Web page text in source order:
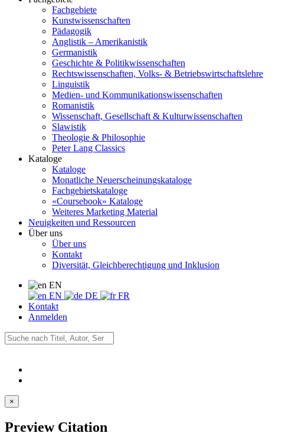
Fachgebiete
Kunstwissenschaften
Pädagogik
Anglistik – Amerikanistik
Germanistik
Geschichte & Politikwissenschaften
Rechtswissenschaften, Volks- & Betriebswirtschaftslehre
Linguistik
Medien- und Kommunikationswissenschaften
Romanistik
Wissenschaft, Gesellschaft & Kulturwissenschaften
Slawistik
Theologie & Philosophie
Peter Lang Classics
Kataloge
Kataloge
Monatliche Neuerscheinungskataloge
Fachgebietskataloge
«Coursebook» Kataloge
Weiteres Marketing Material
Neuigkeiten und Ressourcen
Über uns
Über uns
Kontakt
Diversität, Gleichberechtigung und Inklusion
EN
EN
DE
FR
Kontakt
Anmelden
×
Preview Citation